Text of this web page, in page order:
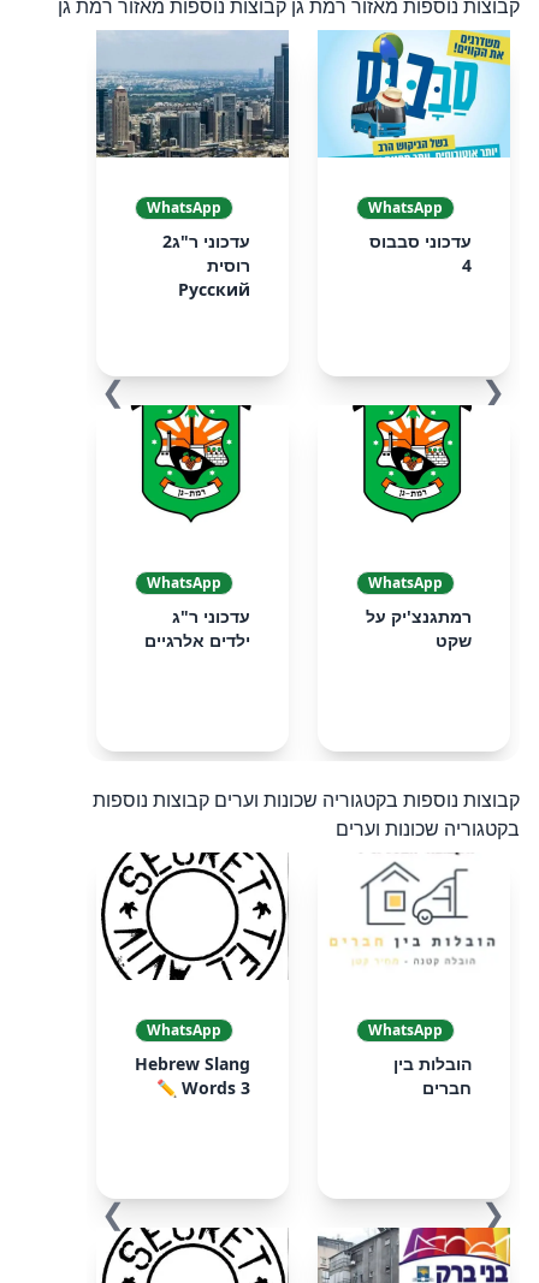
קבוצות נוספות מאזור רמת גן קבוצות נוספות מאזור רמת גן
❮
WhatsApp
עדכוני סבבוס
4
WhatsApp
עדכוני ר"ג2
רוסית
Русский
WhatsApp
רמתגנצ'יק על
שקט
WhatsApp
עדכוני ר"ג
ילדים אלרגיים
❯
קבוצות נוספות בקטגוריה שכונות וערים קבוצות נוספות
בקטגוריה שכונות וערים
❮
WhatsApp
הובלות בין
חברים
WhatsApp
Hebrew Slang
Words 3 ✏️
❯